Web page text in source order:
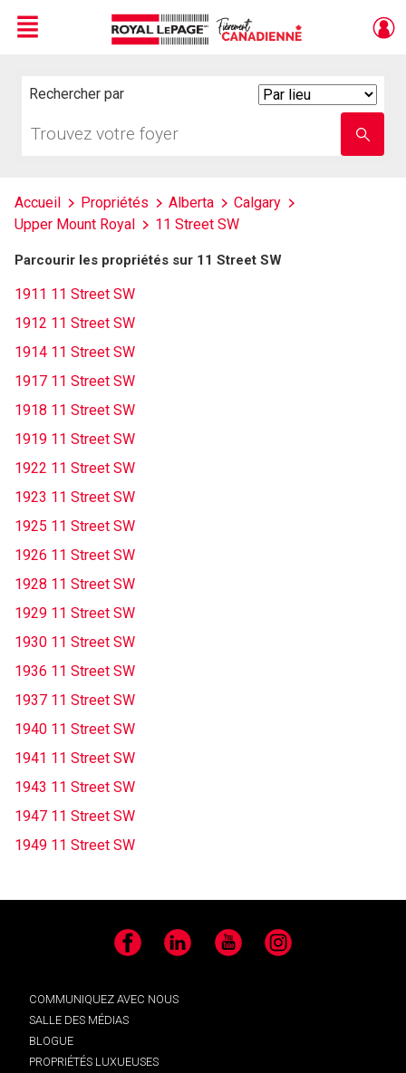
Menu
Rechercher par
votre
nom
Accueil Propriétés Alberta
Calgary
Upper Mount Royal
11 Street SW
Parcourir les propriétés sur 11 Street SW
1911 11 Street SW
1912 11 Street SW
1914 11 Street SW
1917 11 Street SW
1918 11 Street SW
1919 11 Street SW
1922 11 Street SW
1923 11 Street SW
1925 11 Street SW
1926 11 Street SW
1928 11 Street SW
1929 11 Street SW
1930 11 Street SW
1936 11 Street SW
1937 11 Street SW
1940 11 Street SW
1941 11 Street SW
1943 11 Street SW
1947 11 Street SW
1949 11 Street SW
Facebook LinkedIn YouTube Instagram
COMMUNIQUEZ AVEC NOUS
SALLE DES MÉDIAS
BLOGUE
PROPRIÉTÉS LUXUEUSES